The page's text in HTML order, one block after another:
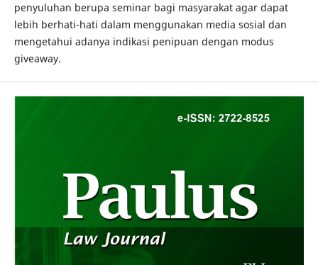
penyuluhan berupa seminar bagi masyarakat agar dapat
lebih berhati-hati dalam menggunakan media sosial dan
mengetahui adanya indikasi penipuan dengan modus
giveaway.